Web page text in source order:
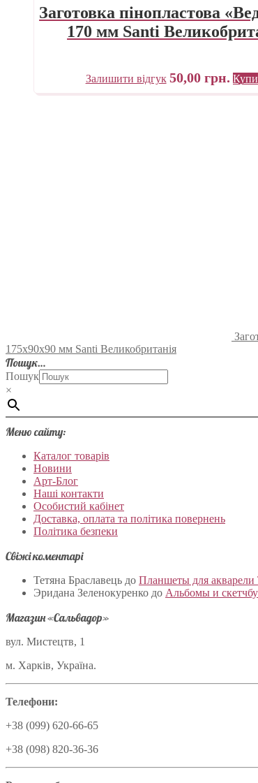
Заготовка пінопластова
170 мм Santi
Залишити відгук 50,00 грн.
175х90х90 мм Santi Великобританія
Пошук…
Пошук
×
Меню сайту:
Каталог товарів
Новини
Арт-Блог
Наші контакти
Особистий кабінет
Доставка, оплата та політика повернень
Політика безпеки
Свіжі коментарі
Тетяна Браславець до Планшеты для акварели
Эридана Зеленокуренко до Альбомы и
Магазин «Сальвадор»
вул. Мистецтв, 1
м. Харків, Україна.
Телефони:
+38 (099) 620-66-65
+38 (098) 820-36-36